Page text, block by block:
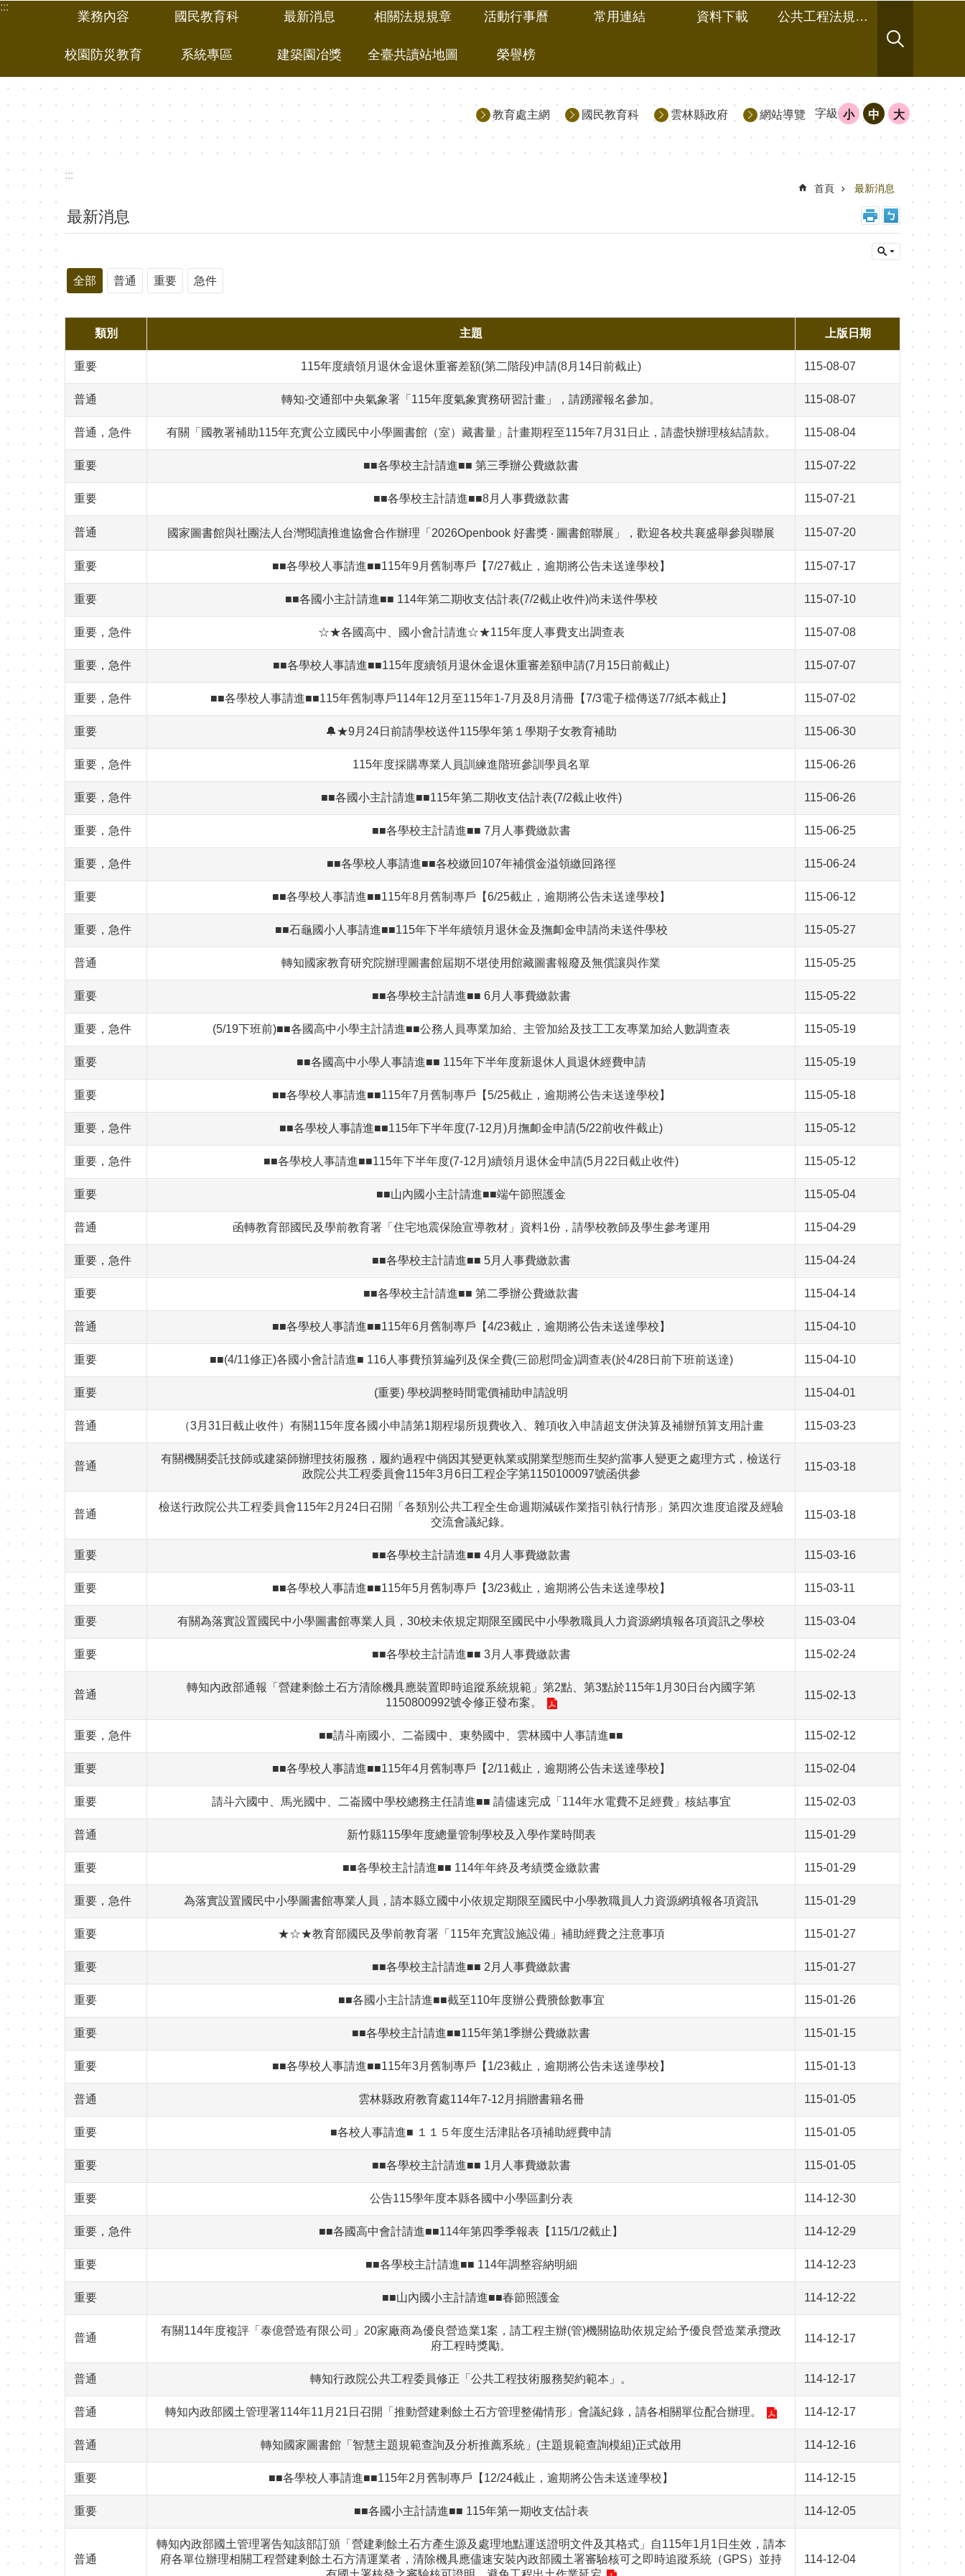
跳到主要內容區塊
:::
業務內容 國民教育科 最新消息 相關法規規章 活動行事曆 常用連結 資料下載 公共工程法規及相關文件
校園防災教育 系統專區 建築園冶獎 全臺共讀站地圖 榮譽榜
教育處主網 國民教育科 雲林縣政府 網站導覽 字級 小 中 大
:::
首頁 最新消息
最新消息
全部 普通 重要 急件
類別 主題 上版日期
重要 115年度續領月退休金退休重審差額(第二階段)申請(8月14日前截止) 115-08-07
普通 轉知-交通部中央氣象署「115年度氣象實務研習計畫」，請踴躍報名參加。 115-08-07
普通，急件 有關「國教署補助115年充實公立國民中小學圖書館（室）藏書量」計畫期程至115年7月31日止，請盡快辦理核結請款。 115-08-04
重要 ■■各學校主計請進■■ 第三季辦公費繳款書 115-07-22
重要 ■■各學校主計請進■■8月人事費繳款書 115-07-21
普通 國家圖書館與社團法人台灣閱讀推進協會合作辦理「2026Openbook 好書獎 ‧ 圖書館聯展」，歡迎各校共襄盛舉參與聯展 115-07-20
重要 ■■各學校人事請進■■115年9月舊制專戶【7/27截止，逾期將公告未送達學校】 115-07-17
重要 ■■各國小主計請進■■ 114年第二期收支估計表(7/2截止收件)尚未送件學校 115-07-10
重要，急件 ☆★各國高中、國小會計請進☆★115年度人事費支出調查表 115-07-08
重要，急件 ■■各學校人事請進■■115年度續領月退休金退休重審差額申請(7月15日前截止) 115-07-07
重要，急件 ■■各學校人事請進■■115年舊制專戶114年12月至115年1-7月及8月清冊【7/3電子檔傳送7/7紙本截止】 115-07-02
重要 🔔★9月24日前請學校送件115學年第１學期子女教育補助 115-06-30
重要，急件 115年度採購專業人員訓練進階班參訓學員名單 115-06-26
重要，急件 ■■各國小主計請進■■115年第二期收支估計表(7/2截止收件) 115-06-26
重要，急件 ■■各學校主計請進■■ 7月人事費繳款書 115-06-25
重要，急件 ■■各學校人事請進■■各校繳回107年補償金溢領繳回路徑 115-06-24
重要 ■■各學校人事請進■■115年8月舊制專戶【6/25截止，逾期將公告未送達學校】 115-06-12
重要，急件 ■■石龜國小人事請進■■115年下半年續領月退休金及撫卹金申請尚未送件學校 115-05-27
普通 轉知國家教育研究院辦理圖書館屆期不堪使用館藏圖書報廢及無償讓與作業 115-05-25
重要 ■■各學校主計請進■■ 6月人事費繳款書 115-05-22
重要，急件 (5/19下班前)■■各國高中小學主計請進■■公務人員專業加給、主管加給及技工工友專業加給人數調查表 115-05-19
重要 ■■各國高中小學人事請進■■ 115年下半年度新退休人員退休經費申請 115-05-19
重要 ■■各學校人事請進■■115年7月舊制專戶【5/25截止，逾期將公告未送達學校】 115-05-18
重要，急件 ■■各學校人事請進■■115年下半年度(7-12月)月撫卹金申請(5/22前收件截止) 115-05-12
重要，急件 ■■各學校人事請進■■115年下半年度(7-12月)續領月退休金申請(5月22日截止收件) 115-05-12
重要 ■■山內國小主計請進■■端午節照護金 115-05-04
普通 函轉教育部國民及學前教育署「住宅地震保險宣導教材」資料1份，請學校教師及學生參考運用 115-04-29
重要，急件 ■■各學校主計請進■■ 5月人事費繳款書 115-04-24
重要 ■■各學校主計請進■■ 第二季辦公費繳款書 115-04-14
普通 ■■各學校人事請進■■115年6月舊制專戶【4/23截止，逾期將公告未送達學校】 115-04-10
重要 ■■(4/11修正)各國小會計請進■ 116人事費預算編列及保全費(三節慰問金)調查表(於4/28日前下班前送達) 115-04-10
重要 (重要) 學校調整時間電價補助申請說明 115-04-01
普通 （3月31日截止收件）有關115年度各國小申請第1期程場所規費收入、雜項收入申請超支併決算及補辦預算支用計畫 115-03-23
普通
有關機關委託技師或建築師辦理技術服務，履約過程中倘因其變更執業或開業型態而生契約當事人變更之處理方式，檢送行
政院公共工程委員會115年3月6日工程企字第1150100097號函供參
115-03-18
普通
檢送行政院公共工程委員會115年2月24日召開「各類別公共工程全生命週期減碳作業指引執行情形」第四次進度追蹤及經驗
交流會議紀錄。
115-03-18
重要 ■■各學校主計請進■■ 4月人事費繳款書 115-03-16
重要 ■■各學校人事請進■■115年5月舊制專戶【3/23截止，逾期將公告未送達學校】 115-03-11
重要 有關為落實設置國民中小學圖書館專業人員，30校未依規定期限至國民中小學教職員人力資源網填報各項資訊之學校 115-03-04
重要 ■■各學校主計請進■■ 3月人事費繳款書 115-02-24
普通
轉知內政部通報「營建剩餘土石方清除機具應裝置即時追蹤系統規範」第2點、第3點於115年1月30日台內國字第
1150800992號令修正發布案。
115-02-13
重要，急件 ■■請斗南國小、二崙國中、東勢國中、雲林國中人事請進■■ 115-02-12
重要 ■■各學校人事請進■■115年4月舊制專戶【2/11截止，逾期將公告未送達學校】 115-02-04
重要 請斗六國中、馬光國中、二崙國中 學校總務主任請進■■ 請儘速完成「114年水電費不足經費」核結事宜 115-02-03
普通 新竹縣115學年度總量管制學校及入學作業時間表 115-01-29
重要 ■■各學校主計請進■■ 114年年終及考績獎金繳款書 115-01-29
重要，急件 為落實設置國民中小學圖書館專業人員，請本縣立國中小依規定期限至國民中小學教職員人力資源網填報各項資訊 115-01-29
重要 ★☆★教育部國民及學前教育署「115年充實設施設備」補助經費之注意事項 115-01-27
重要 ■■各學校主計請進■■ 2月人事費繳款書 115-01-27
重要 ■■各國小主計請進■■截至110年度辦公費賸餘數事宜 115-01-26
重要 ■■各學校主計請進■■115年第1季辦公費繳款書 115-01-15
重要 ■■各學校人事請進■■115年3月舊制專戶【1/23截止，逾期將公告未送達學校】 115-01-13
普通 雲林縣政府教育處114年7-12月捐贈書籍名冊 115-01-05
重要 ■各校人事請進■ １１５年度生活津貼各項補助經費申請 115-01-05
重要 ■■各學校主計請進■■ 1月人事費繳款書 115-01-05
重要 公告115學年度本縣各國中小學區劃分表 114-12-30
重要，急件 ■■各國高中會計請進■■114年第四季季報表【115/1/2截止】 114-12-29
重要 ■■各學校主計請進■■ 114年調整容納明細 114-12-23
重要 ■■山內國小主計請進■■春節照護金 114-12-22
普通
有關114年度複評「泰億營造有限公司」20家廠商為優良營造業1案，請工程主辦(管)機關協助依規定給予優良營造業承攬政
府工程時獎勵。
114-12-17
普通 轉知行政院公共工程委員修正「公共工程技術服務契約範本」。 114-12-17
普通 轉知內政部國土管理署114年11月21日召開「推動營建剩餘土石方管理整備情形」會議紀錄，請各相關單位配合辦理。 114-12-17
普通 轉知國家圖書館「智慧主題規範查詢及分析推薦系統」(主題規範查詢模組)正式啟用 114-12-16
重要 ■■各學校人事請進■■115年2月舊制專戶【12/24截止，逾期將公告未送達學校】 114-12-15
重要 ■■各國小主計請進■■ 115年第一期收支估計表 114-12-05
普通
轉知內政部國土管理署告知該部訂頒「營建剩餘土石方產生源及處理地點運送證明文件及其格式」自115年1月1日生效，請本
府各單位辦理相關工程營建剩餘土石方清運業者，清除機具應儘速安裝內政部國土署審驗核可之即時追蹤系統（GPS）並持
114-12-04